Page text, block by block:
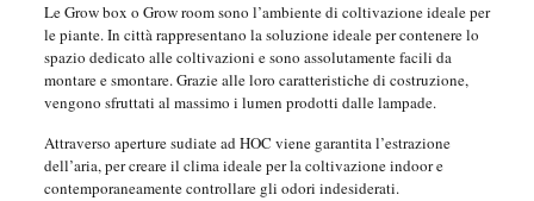
Le Grow box o Grow room sono l’ambiente di coltivazione ideale per
le piante. In città rappresentano la soluzione ideale per contenere lo
spazio dedicato alle coltivazioni e sono assolutamente facili da
montare e smontare. Grazie alle loro caratteristiche di costruzione,
vengono sfruttati al massimo i lumen prodotti dalle lampade.
Attraverso aperture sudiate ad HOC viene garantita l’estrazione
dell’aria, per creare il clima ideale per la coltivazione indoor e
contemporaneamente controllare gli odori indesiderati.